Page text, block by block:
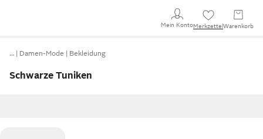
Mein KontoMerkzettel Warenkorb
… Damen-Mode Bekleidung
Schwarze Tuniken